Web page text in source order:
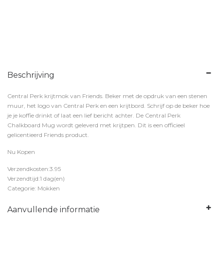
Beschrijving
Central Perk krijtmok van Friends. Beker met de opdruk van een stenen
muur, het logo van Central Perk en een krijtbord. Schrijf op de beker hoe
je je koffie drinkt of laat een lief bericht achter. De Central Perk
Chalkboard Mug wordt geleverd met krijtpen. Dit is een officieel
gelicentieerd Friends product.
Nu Kopen
Verzendkosten:3.95
Verzendtijd:1 dag(en)
Categorie: Mokken
Aanvullende informatie